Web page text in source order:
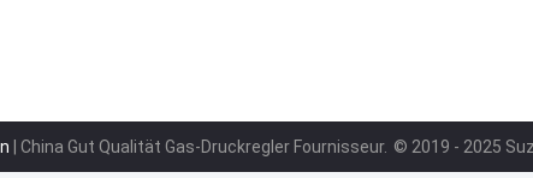
| China Gut Qualität Gas-Druckregler Fournisseur. © 2019 - 2025